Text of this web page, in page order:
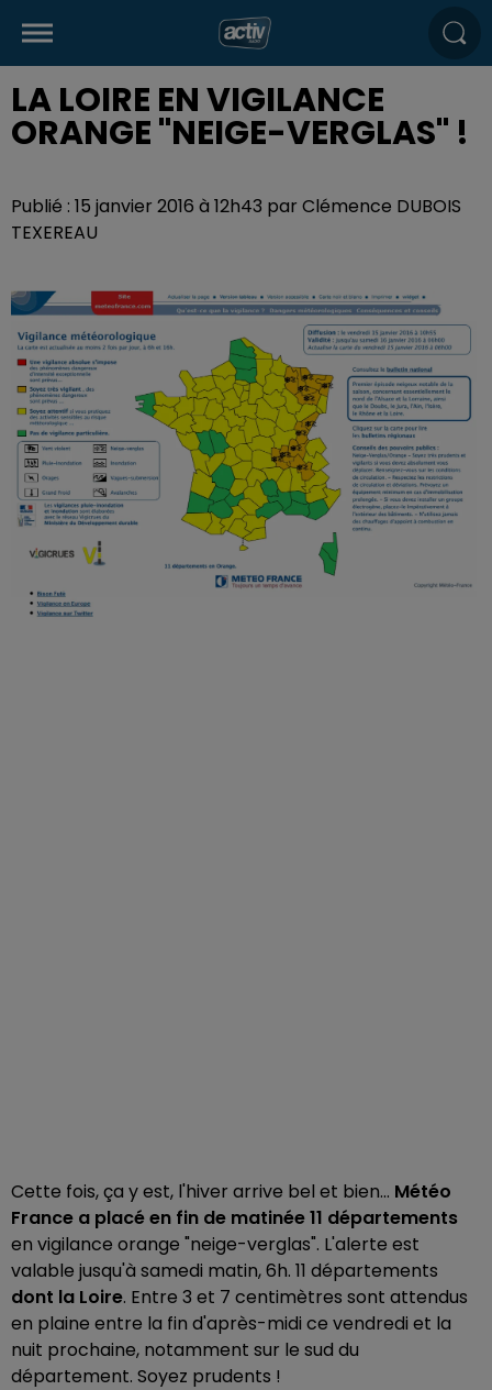
LA LOIRE EN VIGILANCE
ORANGE "NEIGE-VERGLAS" !
Publié : 15 janvier 2016 à 12h43 par Clémence DUBOIS
TEXEREAU
Cette fois, ça y est, l'hiver arrive bel et bien... Météo
France a placé en fin de matinée 11 départements
en vigilance orange "neige-verglas". L'alerte est
valable jusqu'à samedi matin, 6h. 11 départements
dont la Loire. Entre 3 et 7 centimètres sont attendus
en plaine entre la fin d'après-midi ce vendredi et la
nuit prochaine, notamment sur le sud du
département. Soyez prudents !